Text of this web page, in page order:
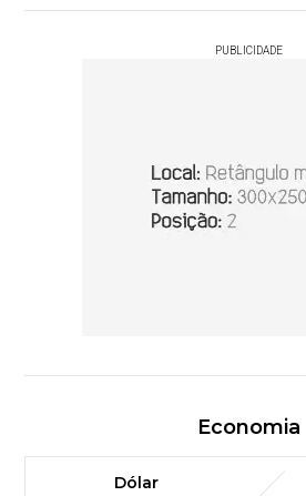
PUBLICIDADE
Economia
Dólar